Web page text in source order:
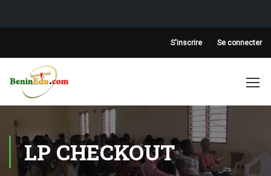
S'inscrire Se connecter
LP CHECKOUT